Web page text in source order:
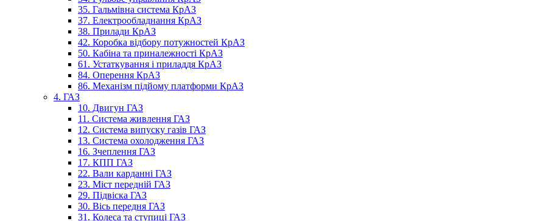
35. Гальмівна система КрАЗ
37. Електрообладнання КрАЗ
38. Прилади КрАЗ
42. Коробка відбору потужностей КрАЗ
50. Кабіна та приналежності КрАЗ
61. Устаткування і приладдя КрАЗ
84. Оперення КрАЗ
86. Механізм підйому платформи КрАЗ
4. ГАЗ
10. Двигун ГАЗ
11. Система живлення ГАЗ
12. Система випуску газів ГАЗ
13. Система охолодження ГАЗ
16. Зчеплення ГАЗ
17. КПП ГАЗ
22. Вали карданні ГАЗ
23. Міст передній ГАЗ
29. Підвіска ГАЗ
30. Вісь передня ГАЗ
31. Колеса та ступиці ГАЗ